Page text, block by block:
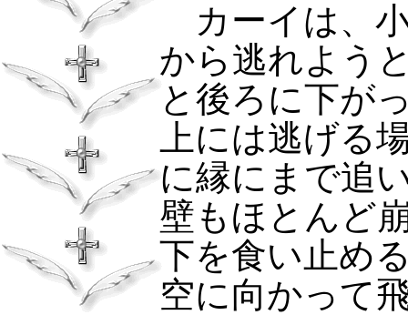
カーイは、
から逃れよう
と後ろに下が
上には逃げる
に縁にまで追
壁もほとんど
下を食い止め
空に向かって